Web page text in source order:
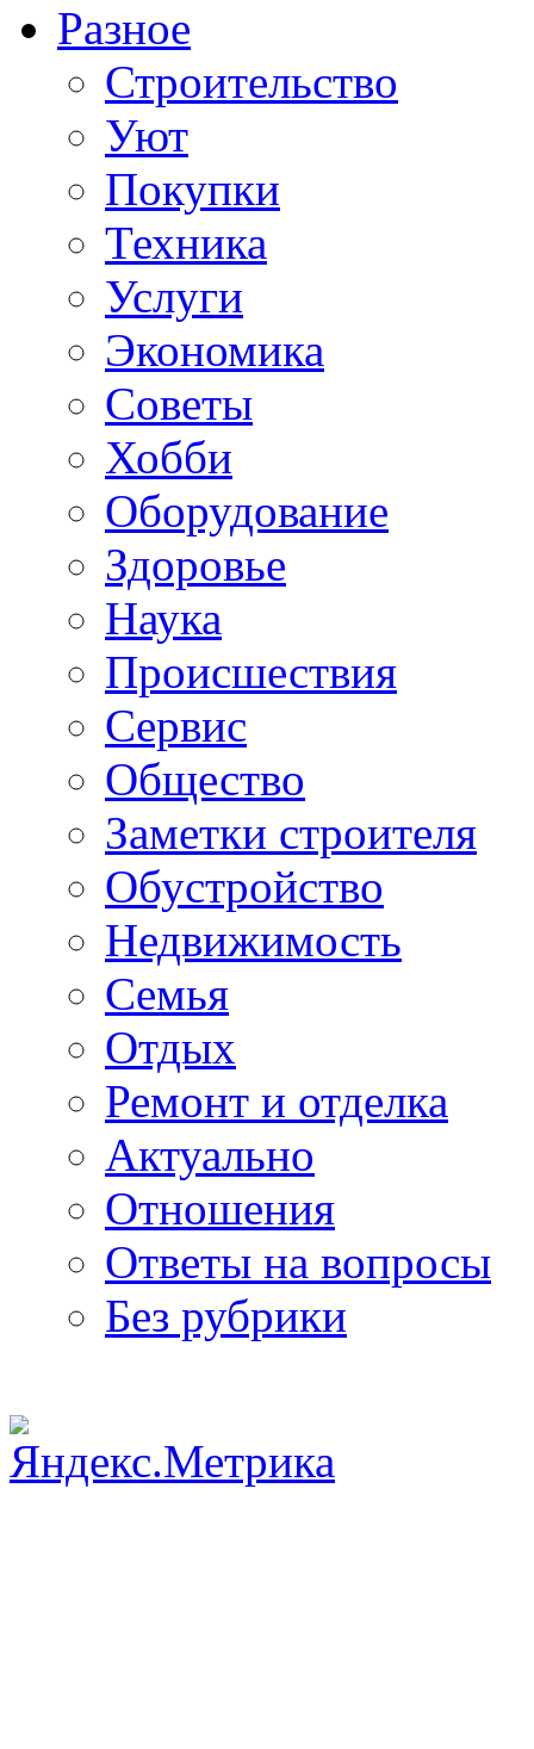
Разное
Строительство
Уют
Покупки
Техника
Услуги
Экономика
Советы
Хобби
Oборудование
Здоровье
Наука
Происшествия
Сервис
Общество
Заметки строителя
Обустройство
Недвижимость
Семья
Отдых
Ремонт и отделка
Актуально
Отношения
Ответы на вопросы
Без рубрики